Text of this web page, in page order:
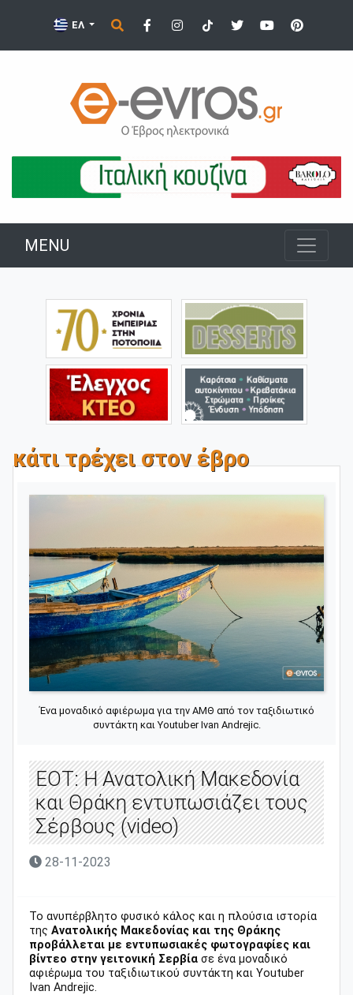
ΕΛ
MENU
κάτι τρέχει στον έβρο
Ένα μοναδικό αφιέρωμα για την ΑΜΘ από τον ταξιδιωτικό
συντάκτη και Youtuber Ivan Andrejic.
ΕΟΤ: Η Ανατολική Μακεδονία
και Θράκη εντυπωσιάζει τους
Σέρβους (video)
28-11-2023
Το ανυπέρβλητο φυσικό κάλος και η πλούσια ιστορία
της Ανατολικής Μακεδονίας και της Θράκης
προβάλλεται με εντυπωσιακές φωτογραφίες και
βίντεο στην γειτονική Σερβία σε ένα μοναδικό
αφιέρωμα του ταξιδιωτικού συντάκτη και Youtuber
Ivan Andrejic.